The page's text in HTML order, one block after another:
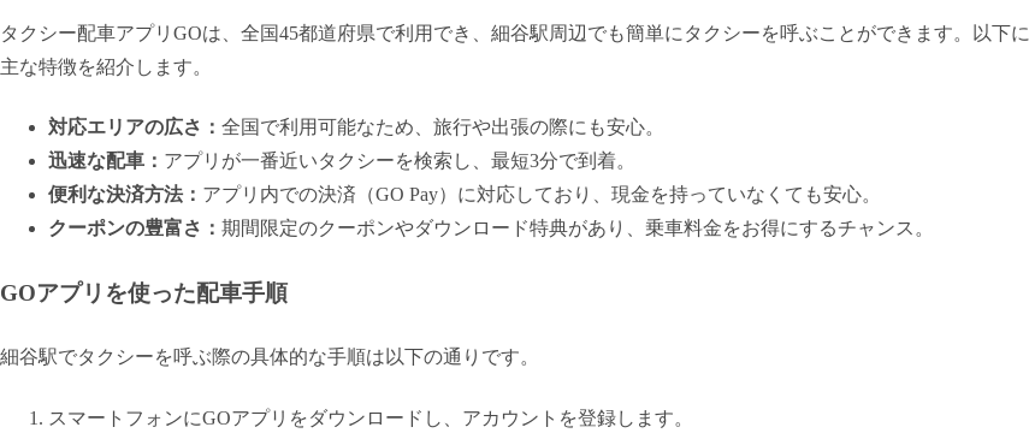
タクシー配車アプリGOは、全国45都道府県で利用でき、細谷駅周辺でも簡単にタクシーを呼ぶことができます。以下に
主な特徴を紹介します。
対応エリアの広さ： 全国で利用可能なため、旅行や出張の際にも安心。
迅速な配車： アプリが一番近いタクシーを検索し、最短3分で到着。
便利な決済方法： アプリ内での決済（GO Pay）に対応しており、現金を持っていなくても安心。
クーポンの豊富さ： 期間限定のクーポンやダウンロード特典があり、乗車料金をお得にするチャンス。
GOアプリを使った配車手順
細谷駅でタクシーを呼ぶ際の具体的な手順は以下の通りです。
スマートフォンにGOアプリをダウンロードし、アカウントを登録します。